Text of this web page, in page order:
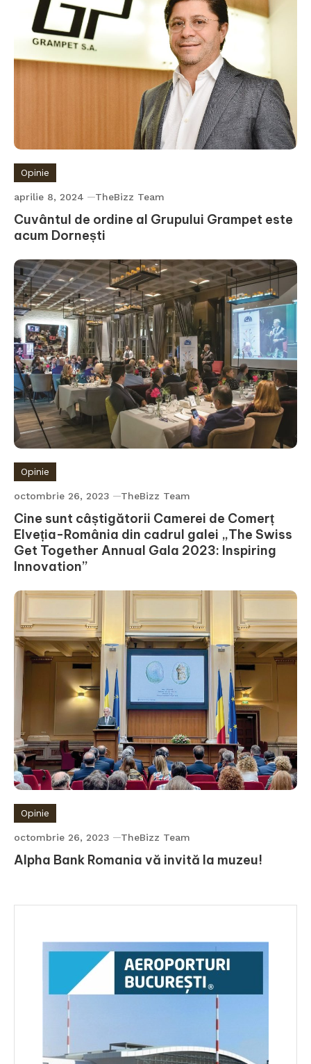
Opinie
aprilie 8, 2024 TheBizz Team
Cuvântul de ordine al Grupului Grampet este
acum Dornești
Opinie
octombrie 26, 2023 TheBizz Team
Cine sunt câștigătorii Camerei de Comerț
Elveția-România din cadrul galei „The Swiss
Get Together Annual Gala 2023: Inspiring
Innovation”
Opinie
octombrie 26, 2023 TheBizz Team
Alpha Bank Romania vă invită la muzeu!